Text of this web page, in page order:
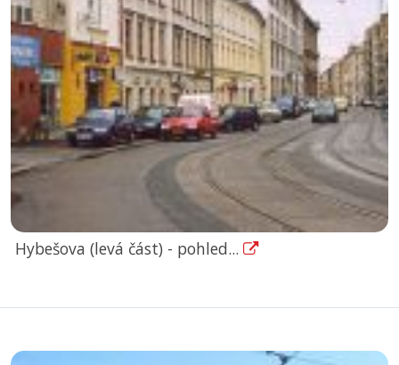
Hybešova (levá část) - pohled...